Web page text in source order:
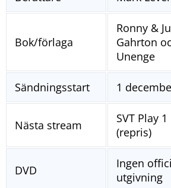
Bok/förlaga
Ronny &
Gahrton
Unenge
Sändningsstart 1
Nästa stream
SVT Play
(repris)
DVD
Ingen
utgivning